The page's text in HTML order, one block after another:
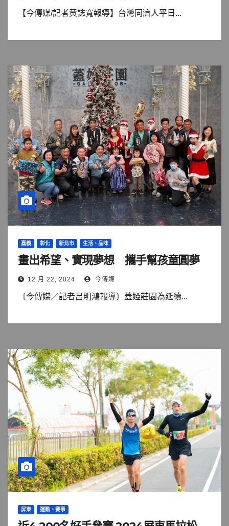
【今傳媒/記者黃誌寬報導】台灣同濟人平日...
嘉義 彰化 新北市 生活、品味
畫出希望、實現夢想 攜手幫孩童圓夢
12 月 22, 2024 今傳媒
〔今傳媒／記者呂明鴻報導〕蓋婭莊園為延續...
屏東 運動、賽事